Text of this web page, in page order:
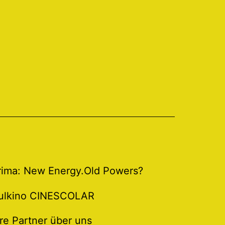
New Energy.Old Powers?
CINESCOLAR
Partner über uns